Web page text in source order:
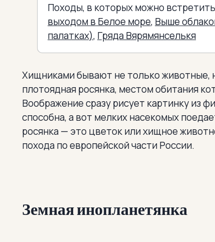
Походы, в которых можно
выходом в Белое море, Выше
палатках), Гряда Вярямянселькя
Хищниками бывают не только животные,
плотоядная росянка, местом обитания
Воображение сразу рисует картинку из
способна, а вот мелких насекомых
росянка — это цветок или хищное
похода по европейской части России.
Земная инопланетянка